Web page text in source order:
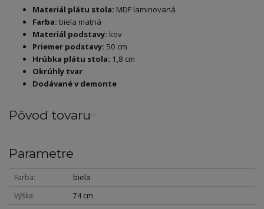
Materiál plátu stola: MDF laminovaná
Farba: biela matná
Materiál podstavy: kov
Priemer podstavy: 50 cm
Hrúbka plátu stola: 1,8 cm
Okrúhly tvar
Dodávané v demonte
Pôvod tovaru
Parametre
Farba
biela
Výška
74 cm